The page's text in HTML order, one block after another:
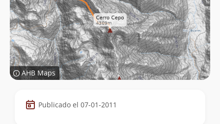
AHB Maps
Datos
de
Publicado el 07-01-2011